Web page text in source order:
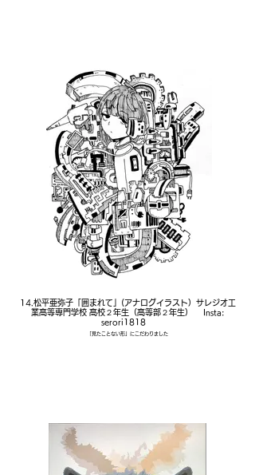
14.松平亜弥子「囲まれて」(アナログイラスト）サレジオ工
業高等専門学校 高校２年生（高等部２年生） Insta:
serori1818
「見たことない形」にこだわりました